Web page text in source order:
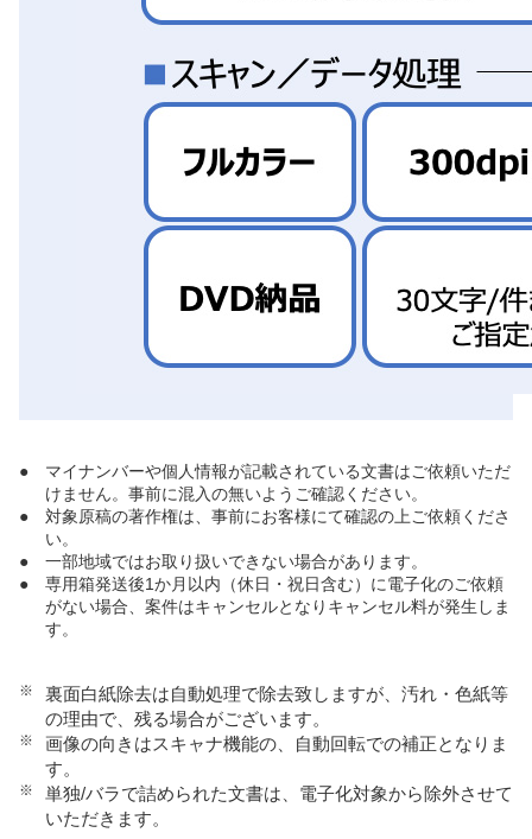
●
マイナンバーや個人情報が記載されている文書はご依頼いただ
けません。事前に混入の無いようご確認ください。
●
対象原稿の著作権は、事前にお客様にて確認の上ご依頼くださ
い。
●
一部地域ではお取り扱いできない場合があります。
●
専用箱発送後1か月以内（休日・祝日含む）に電子化のご依頼
がない場合、案件はキャンセルとなりキャンセル料が発生しま
す。
※
裏面白紙除去は自動処理で除去致しますが、汚れ・色紙等
の理由で、残る場合がございます。
※
画像の向きはスキャナ機能の、自動回転での補正となりま
す。
※
単独/バラで詰められた文書は、電子化対象から除外させて
いただきます。